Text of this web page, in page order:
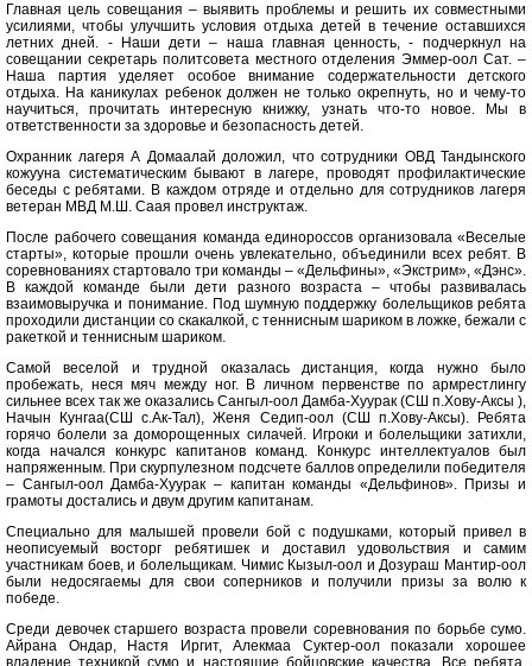
Главная цель совещания – выявить проблемы и решить их совместными
усилиями, чтобы улучшить условия отдыха детей в течение оставшихся
летних дней. - Наши дети – наша главная ценность, - подчеркнул на
совещании секретарь политсовета местного отделения Эммер-оол Сат. –
Наша партия уделяет особое внимание содержательности детского
отдыха. На каникулах ребенок должен не только окрепнуть, но и чему-то
научиться, прочитать интересную книжку, узнать что-то новое. Мы в
ответственности за здоровье и безопасность детей.
Охранник лагеря А Домаалай доложил, что сотрудники ОВД Тандынского
кожууна систематическим бывают в лагере, проводят профилактические
беседы с ребятами. В каждом отряде и отдельно для сотрудников лагеря
ветеран МВД М.Ш. Саая провел инструктаж.
После рабочего совещания команда единороссов организовала «Веселые
старты», которые прошли очень увлекательно, объединили всех ребят. В
соревнованиях стартовало три команды – «Дельфины», «Экстрим», «Дэнс».
В каждой команде были дети разного возраста – чтобы развивалась
взаимовыручка и понимание. Под шумную поддержку болельщиков ребята
проходили дистанции со скакалкой, с теннисным шариком в ложке, бежали с
ракеткой и теннисным шариком.
Самой веселой и трудной оказалась дистанция, когда нужно было
пробежать, неся мяч между ног. В личном первенстве по армрестлингу
сильнее всех так же оказались Сангыл-оол Дамба-Хуурак (СШ п.Хову-Аксы ),
Начын Кунгаа(СШ с.Ак-Тал), Женя Седип-оол (СШ п.Хову-Аксы). Ребята
горячо болели за доморощенных силачей. Игроки и болельщики затихли,
когда начался конкурс капитанов команд. Конкурс интеллектуалов был
напряженным. При скурпулезном подсчете баллов определили победителя
– Сангыл-оол Дамба-Хуурак – капитан команды «Дельфинов». Призы и
грамоты достались и двум другим капитанам.
Специально для малышей провели бой с подушками, который привел в
неописуемый восторг ребятишек и доставил удовольствия и самим
участникам боев, и болельщикам. Чимис Кызыл-оол и Дозураш Мантир-оол
были недосягаемы для свои соперников и получили призы за волю к
победе.
Среди девочек старшего возраста провели соревнования по борьбе сумо.
Айрана Ондар, Настя Иргит, Алекмаа Суктер-оол показали хорошее